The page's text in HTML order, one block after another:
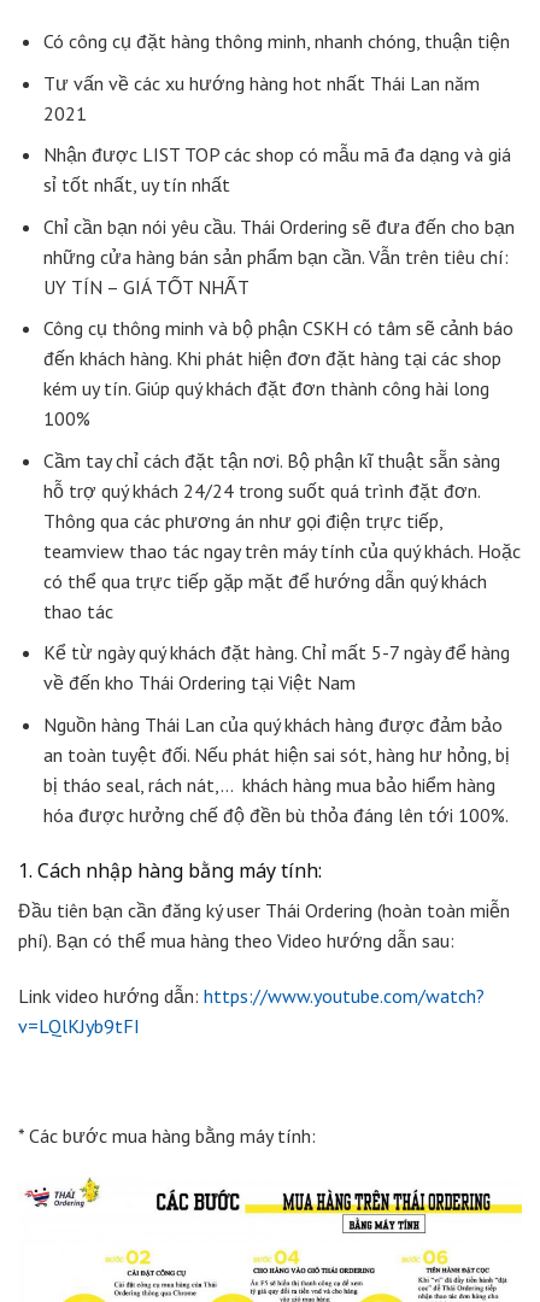
Có công cụ đặt hàng thông minh, nhanh chóng, thuận tiện
Tư vấn về các xu hướng hàng hot nhất Thái Lan năm
2021
Nhận được LIST TOP các shop có mẫu mã đa dạng và giá
sỉ tốt nhất, uy tín nhất
Chỉ cần bạn nói yêu cầu. Thái Ordering sẽ đưa đến cho bạn
những cửa hàng bán sản phẩm bạn cần. Vẫn trên tiêu chí:
UY TÍN – GIÁ TỐT NHẤT
Công cụ thông minh và bộ phận CSKH có tâm sẽ cảnh báo
đến khách hàng. Khi phát hiện đơn đặt hàng tại các shop
kém uy tín. Giúp quý khách đặt đơn thành công hài long
100%
Cầm tay chỉ cách đặt tận nơi. Bộ phận kĩ thuật sẵn sàng
hỗ trợ quý khách 24/24 trong suốt quá trình đặt đơn.
Thông qua các phương án như gọi điện trực tiếp,
teamview thao tác ngay trên máy tính của quý khách. Hoặc
có thể qua trực tiếp gặp mặt để hướng dẫn quý khách
thao tác
Kể từ ngày quý khách đặt hàng. Chỉ mất 5-7 ngày để hàng
về đến kho Thái Ordering tại Việt Nam
Nguồn hàng Thái Lan của quý khách hàng được đảm bảo
an toàn tuyệt đối. Nếu phát hiện sai sót, hàng hư hỏng, bị
bị tháo seal, rách nát,… khách hàng mua bảo hiểm hàng
hóa được hưởng chế độ đền bù thỏa đáng lên tới 100%.
1. Cách nhập hàng bằng máy tính:
Đầu tiên bạn cần đăng ký user Thái Ordering (hoàn toàn miễn
phí). Bạn có thể mua hàng theo Video hướng dẫn sau:
Link video hướng dẫn: https://www.youtube.com/watch?
v=LQlKJyb9tFI
* Các bước mua hàng bằng máy tính: